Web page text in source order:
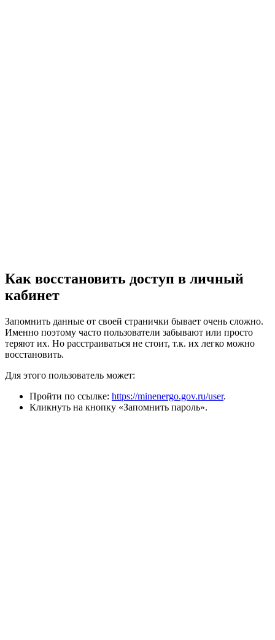
Как восстановить доступ в личный
кабинет
Запомнить данные от своей странички бывает очень сложно.
Именно поэтому часто пользователи забывают или просто
теряют их. Но расстраиваться не стоит, т.к. их легко можно
восстановить.
Для этого пользователь может:
Пройти по ссылке: https://minenergo.gov.ru/user.
Кликнуть на кнопку «Запомнить пароль».